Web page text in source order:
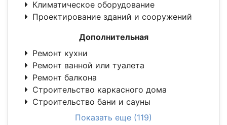
Климатическое оборудование
Проектирование зданий и сооружений
Дополнительная
Ремонт кухни
Ремонт ванной или туалета
Ремонт балкона
Строительство каркасного дома
Строительство бани и сауны
Показать еще (119)